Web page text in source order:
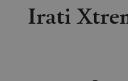
Irati